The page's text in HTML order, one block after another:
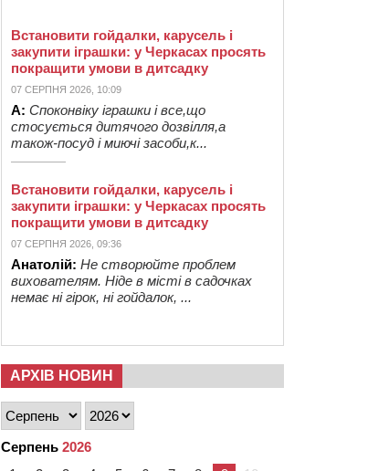
Встановити гойдалки, карусель і
закупити іграшки: у Черкасах просять
покращити умови в дитсадку
07 СЕРПНЯ 2026, 10:09
А: Споконвіку іграшки і все,що
стосується дитячого дозвілля,а
також-посуд і миючі засоби,к...
Встановити гойдалки, карусель і
закупити іграшки: у Черкасах просять
покращити умови в дитсадку
07 СЕРПНЯ 2026, 09:36
Анатолій: Не створюйте проблем
вихователям. Ніде в місті в садочках
немає ні гірок, ні гойдалок, ...
АРХІВ НОВИН
Серпень 2026